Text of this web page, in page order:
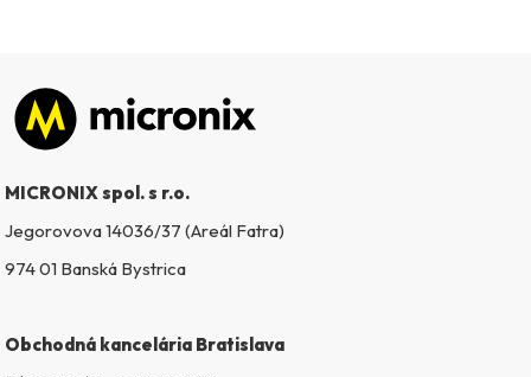
Zápätie
MICRONIX spol. s r.o.
Jegorovova 14036/37 (Areál Fatra)
974 01 Banská Bystrica
Obchodná kancelária Bratislava